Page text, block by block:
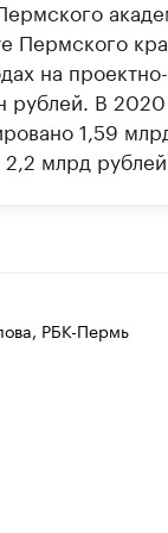
Пермского
на
рублей. В 2020
1,59
млрд рублей.
РБК-Пермь